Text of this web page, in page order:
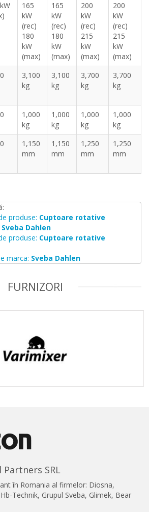
165
kW
(rec)
180
kW
(max)
165
kW
(rec)
180
kW
(max)
200
kW
(rec)
215
kW
(max)
200
kW
(rec)
215
kW
(max)
3,100
kg
3,100
kg
3,700
kg
3,700
kg
1,000
kg
1,000
kg
1,000
kg
1,000
kg
1,150
mm
1,150
mm
1,250
mm
1,250
mm
produse: Cuptoare rotative
Sveba Dahlen
produse: Cuptoare rotative
marca: Sveba Dahlen
FURNIZORI
SRL
în Romania al firmelor: Diosna,
Technik, Grupul Sveba, Glimek, Bear